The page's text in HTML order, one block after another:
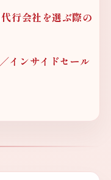
行会社を選ぶ際の
インサイドセール